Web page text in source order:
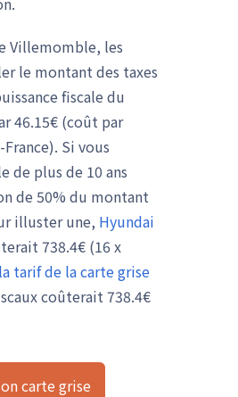
Villemomble, les
le montant des taxes
fiscale du
46.15€ (coût par
Si vous
de plus de 10 ans
de 50% du montant
illuster une, Hyundai
738.4€ (16 x
la tarif de la carte grise
coûterait 738.4€
carte grise